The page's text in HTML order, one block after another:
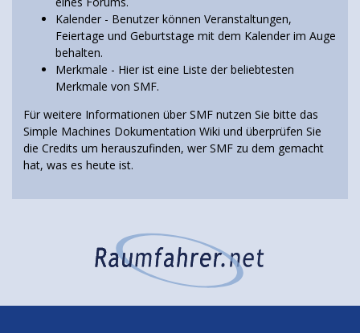
Kalender - Benutzer können Veranstaltungen,
Feiertage und Geburtstage mit dem Kalender im Auge
behalten.
Merkmale - Hier ist eine Liste der beliebtesten
Merkmale von SMF.
Für weitere Informationen über SMF nutzen Sie bitte das
Simple Machines Dokumentation Wiki und überprüfen Sie
die Credits um herauszufinden, wer SMF zu dem gemacht
hat, was es heute ist.